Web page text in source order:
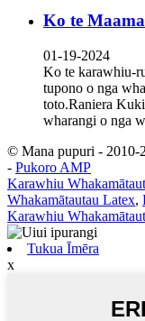
Ko te
01-19-2024
Ko te karawhiu-
tupono o nga
toto.Raniera
wharangi o nga
© Mana pupuri - 2010-
- Pukoro AMP
Karawhiu
Whakamātautau Latex,
Karawhiu
Tukua Īmēra
x